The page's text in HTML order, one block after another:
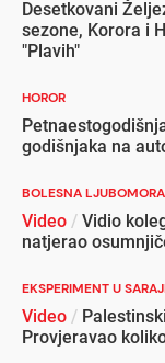
Desetkovani
sezone, Korora i
"Plavih"
HOROR
godišnjaka na
BOLESNA LJUBOMORA
Video / Vidio
natjerao
EKSPERIMENT U
Video /
Provjeravao